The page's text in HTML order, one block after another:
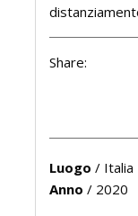
Share:
Luogo / Italia
Anno / 2020